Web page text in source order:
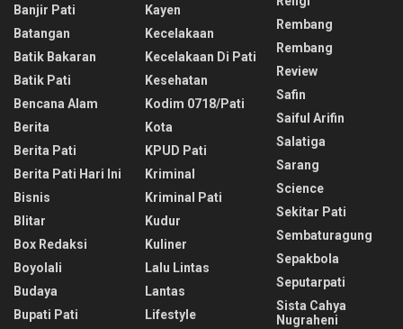
Banjir Pati
Batangan
Batik Bakaran
Batik Pati
Bencana Alam
Berita
Berita Pati
Berita Pati Hari Ini
Bisnis
Blitar
Box Redaksi
Boyolali
Budaya
Bupati Pati
Kayen
Kecelakaan
Kecelakaan Di Pati
Kesehatan
Kodim 0718/pati
Kota
KPUD Pati
Kriminal
Kriminal Pati
Kudur
Kuliner
Lalu Lintas
Lantas
Lifestyle
Rembang
Rembang
Review
Safin
Saiful Arifin
Salatiga
Sarang
Science
Sekitar Pati
Sembaturagung
Sepakbola
Seputarpati
Sista Cahya
Nugraheni